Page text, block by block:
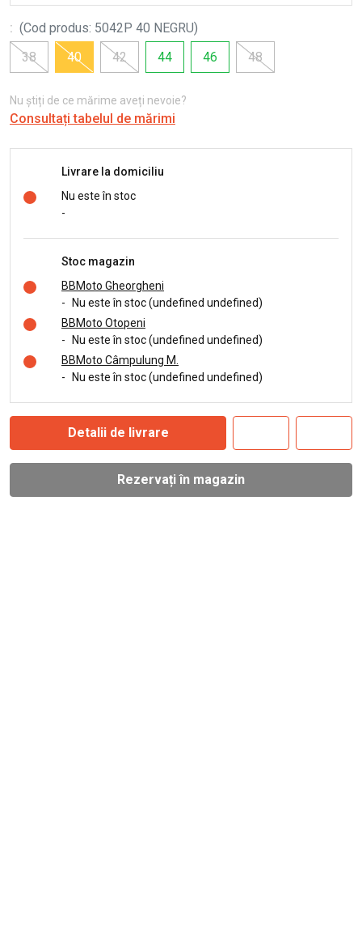
: (Cod produs: 5042P 40 NEGRU)
38
40 42 44 46 48
Nu știți de ce mărime aveți nevoie?
Consultați tabelul de mărimi
Livrare la domiciliu
Nu este în stoc
-
Stoc magazin
BBMoto Gheorgheni
-
Nu este în stoc (undefined undefined)
BBMoto Otopeni
-
Nu este în stoc (undefined undefined)
BBMoto Câmpulung M.
-
Nu este în stoc (undefined undefined)
Detalii de livrare
Rezervați în magazin